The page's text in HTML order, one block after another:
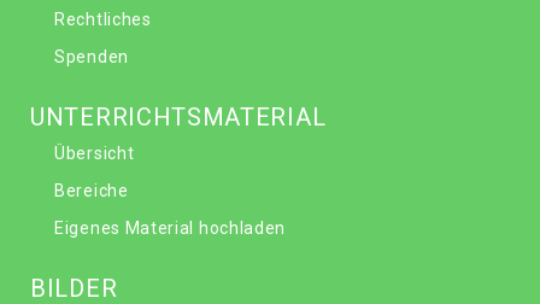
Rechtliches
Spenden
UNTERRICHTSMATERIAL
Übersicht
Bereiche
Eigenes Material hochladen
BILDER